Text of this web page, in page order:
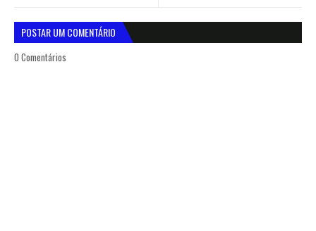
POSTAR UM COMENTÁRIO
0 Comentários